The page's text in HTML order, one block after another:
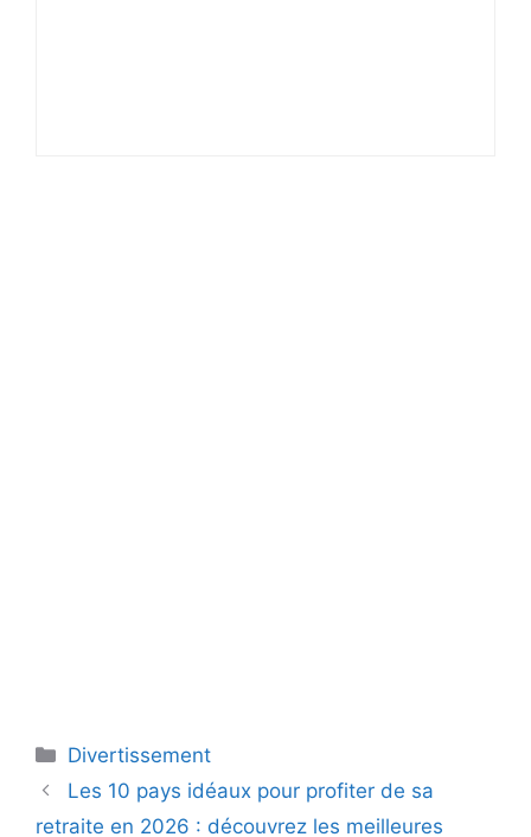
Catégories
Divertissement
Les 10 pays idéaux pour profiter de sa
retraite en 2026 : découvrez les meilleures